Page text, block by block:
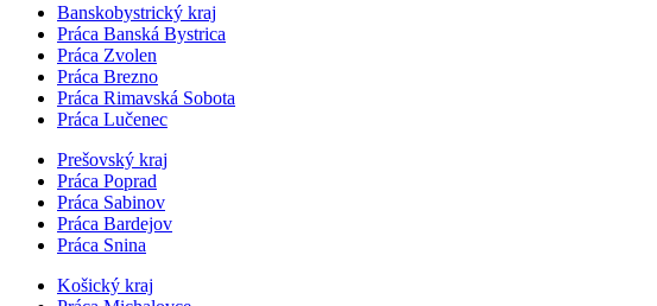
Banskobystrický kraj
Práca Banská Bystrica
Práca Zvolen
Práca Brezno
Práca Rimavská Sobota
Práca Lučenec
Prešovský kraj
Práca Poprad
Práca Sabinov
Práca Bardejov
Práca Snina
Košický kraj